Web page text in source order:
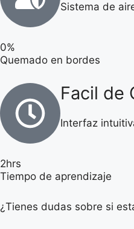
Sistema de
0%
Quemado en bordes
Facil de
Interfaz
2hrs
Tiempo de aprendizaje
¿Tienes dudas sobre si